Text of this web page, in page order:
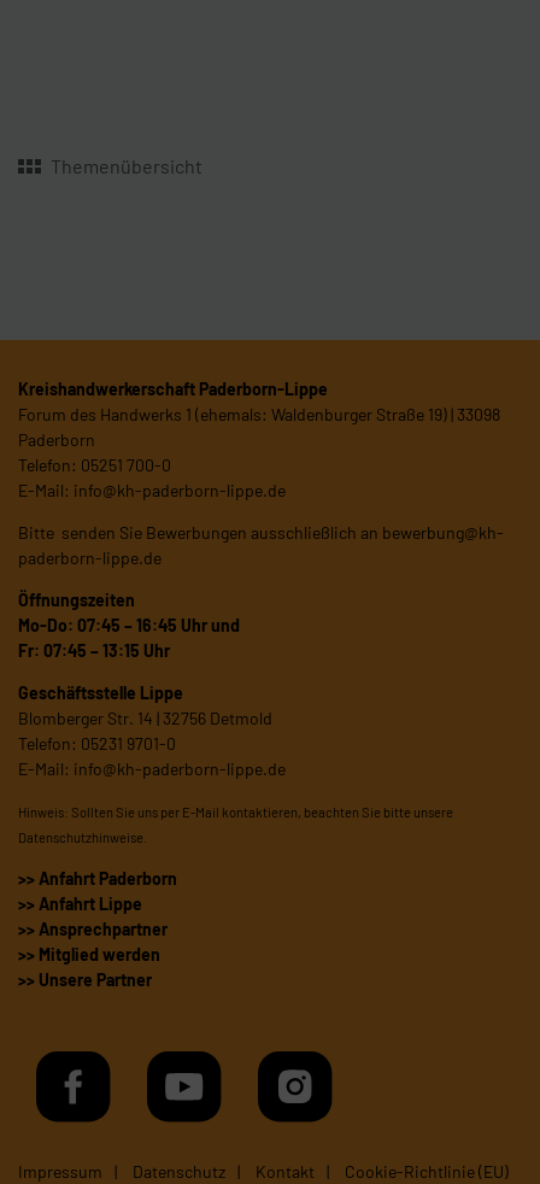
Themenübersicht
Kreishandwerkerschaft Paderborn-Lippe
Forum des Handwerks 1 (ehemals: Waldenburger Straße 19) | 33098
Paderborn
Telefon: 05251 700-0
E-Mail: info@kh-paderborn-lippe.de
Bitte senden Sie Bewerbungen ausschließlich an bewerbung@kh-
paderborn-lippe.de
Öffnungszeiten
Mo-Do: 07:45 – 16:45 Uhr und
Fr: 07:45 – 13:15 Uhr
Geschäftsstelle Lippe
Blomberger Str. 14 | 32756 Detmold
Telefon: 05231 9701-0
E-Mail: info@kh-paderborn-lippe.de
Hinweis: Sollten Sie uns per E-Mail kontaktieren, beachten Sie bitte unsere
Datenschutzhinweise
>> Anfahrt Paderborn
>> Anfahrt Lippe
>> Ansprechpartner
>> Mitglied werden
>> Unsere Partner
Impressum Datenschutz Kontakt Cookie-Richtlinie (EU)